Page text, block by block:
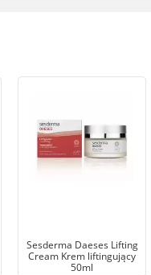
Sesderma Daeses Lifting
Cream Krem liftingujący
50ml